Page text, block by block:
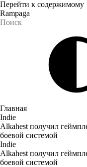
Перейти к содержимому
Rampaga
Главная
Indie
Alkahest получил
боевой системой
Indie
Alkahest получил
боевой системой